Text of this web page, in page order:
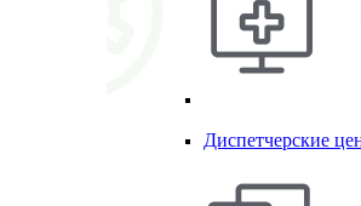
Диспетчерские